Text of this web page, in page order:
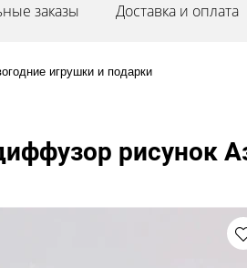
заказы Доставка и оплата
игрушки и подарки
рисунок